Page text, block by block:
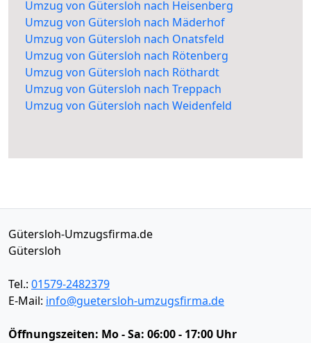
Umzug von Gütersloh nach Heisenberg
Umzug von Gütersloh nach Mäderhof
Umzug von Gütersloh nach Onatsfeld
Umzug von Gütersloh nach Rötenberg
Umzug von Gütersloh nach Röthardt
Umzug von Gütersloh nach Treppach
Umzug von Gütersloh nach Weidenfeld
Gütersloh-Umzugsfirma.de
Gütersloh
Tel.: 01579-2482379
E-Mail: info@guetersloh-umzugsfirma.de
Öffnungszeiten: Mo - Sa: 06:00 - 17:00 Uhr